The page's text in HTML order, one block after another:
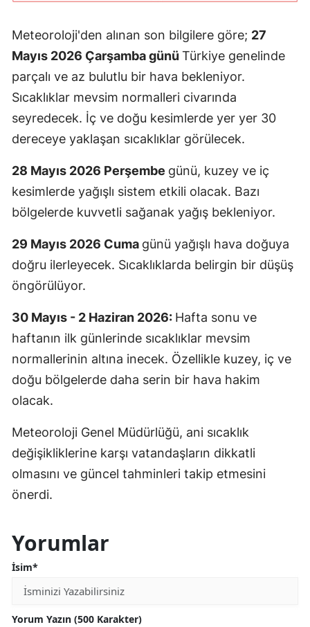
Meteoroloji'den alınan son bilgilere göre; 27
Mayıs 2026 Çarşamba günüTürkiye genelinde
parçalı ve az bulutlu bir hava bekleniyor.
Sıcaklıklar mevsim normalleri civarında
seyredecek. İç ve doğu kesimlerde yer yer 30
dereceye yaklaşan sıcaklıklar görülecek.
28 Mayıs 2026 Perşembe günü, kuzey ve iç
kesimlerde yağışlı sistem etkili olacak. Bazı
bölgelerde kuvvetli sağanak yağış bekleniyor.
29 Mayıs 2026 Cuma günü yağışlı hava doğuya
doğru ilerleyecek. Sıcaklıklarda belirgin bir düşüş
öngörülüyor.
30 Mayıs - 2 Haziran 2026: Hafta sonu ve
haftanın ilk günlerinde sıcaklıklar mevsim
normallerinin altına inecek. Özellikle kuzey, iç ve
doğu bölgelerde daha serin bir hava hakim
olacak.
Meteoroloji Genel Müdürlüğü, ani sıcaklık
değişikliklerine karşı vatandaşların dikkatli
olmasını ve güncel tahminleri takip etmesini
önerdi.
Yorumlar
İsim*
Yorum Yazın (500 Karakter)